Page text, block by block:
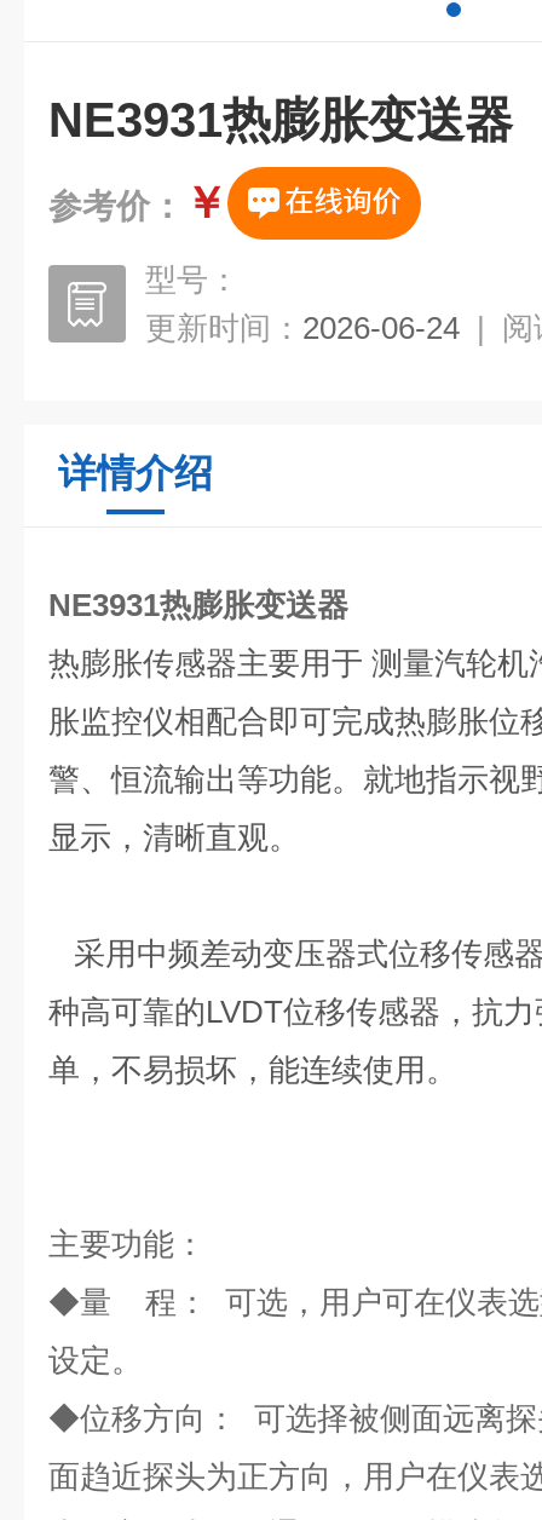
NE3931热膨胀变送器
参考价： ￥
型号：
更新时间： 2026-06-24 | 阅
详情介绍
NE3931热膨胀变送器
热膨胀传感器主要用于 测量汽轮
胀监控仪相配合即可完成热膨胀位
警、恒流输出等功能。就地指示视
显示，清晰直观。
采用中频差动变压器式位移传感
种高可靠的LVDT位移传感器，抗
单，不易损坏，能连续使用。
主要功能：
◆量 程： 可选，用户可在仪表选
设定。
◆位移方向： 可选择被侧面远离
面趋近探头为正方向，用户在仪表